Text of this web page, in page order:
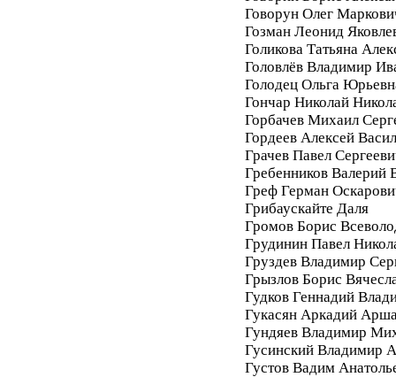
Говорун Олег
Гозман Леонид
Голикова Татьяна
Головлёв Владимир
Голодец Ольга
Гончар Николай
Горбачев Михаил
Гордеев Алексей
Грачев Павел
Гребенников Валерий
Греф Герман
Грибаускайте Даля
Громов Борис
Грудинин Павел
Груздев Владимир
Грызлов Борис
Гудков Геннадий
Гукасян Аркадий
Гундяев Владимир
Гусинский Владимир
Густов Вадим